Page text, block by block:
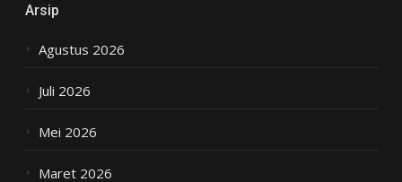
Arsip
Agustus 2026
Juli 2026
Mei 2026
Maret 2026